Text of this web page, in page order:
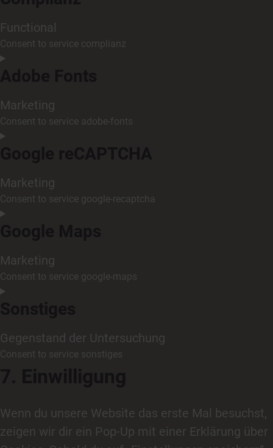
Functional
Consent to service complianz
Marketing
Consent to service adobe-fonts
Marketing
Consent to service google-recaptcha
Marketing
Consent to service google-maps
Gegenstand der Untersuchung
Consent to service sonstiges
Wenn du unsere Website das erste Mal besuchst,
zeigen wir dir ein Pop-Up mit einer Erklärung über